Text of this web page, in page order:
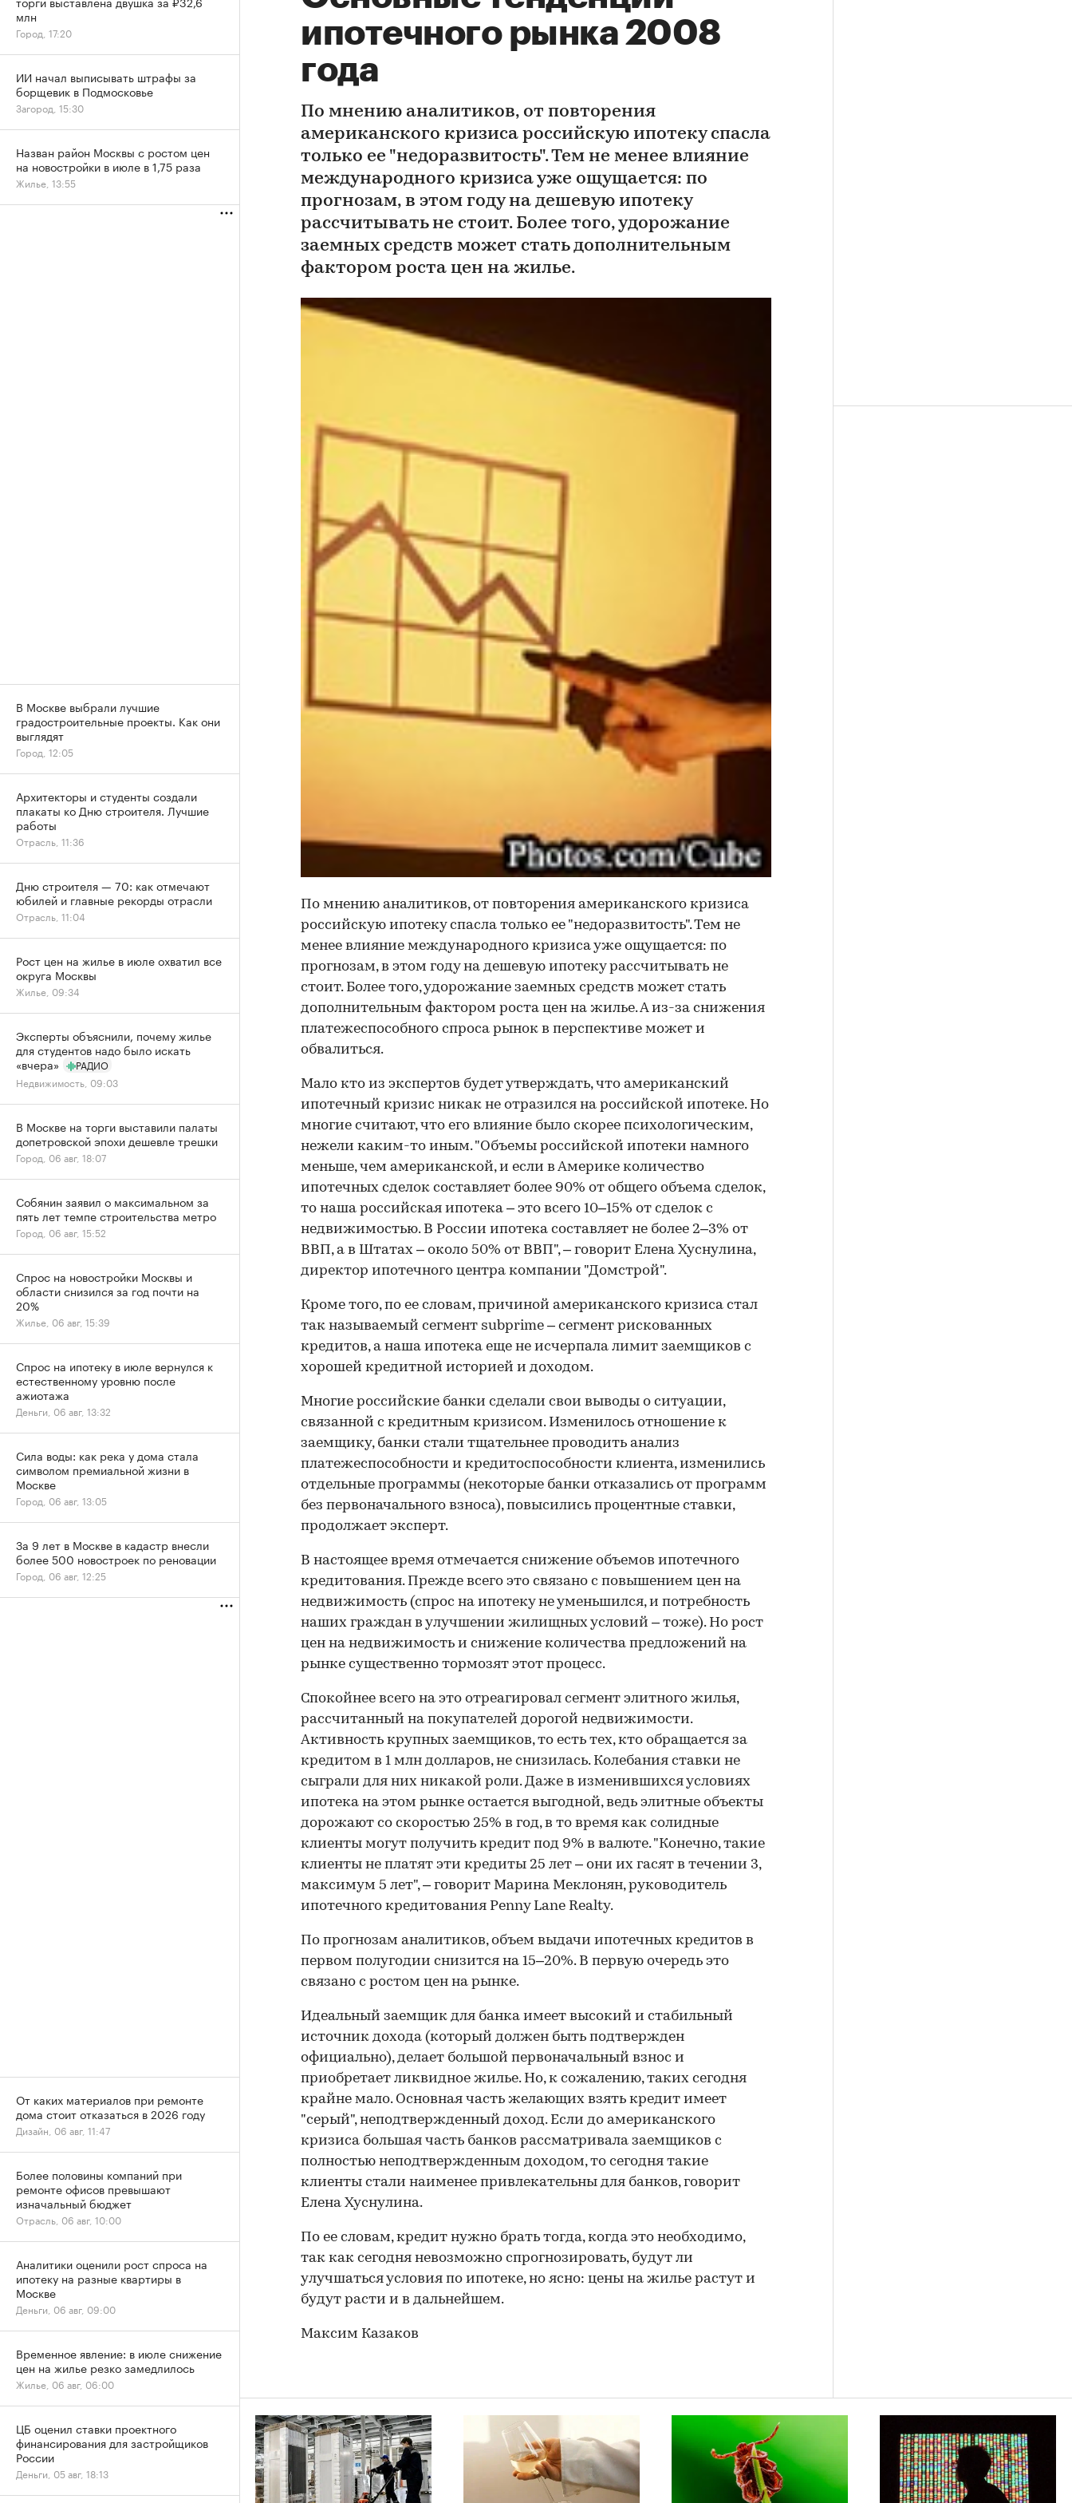
ипотечного рынка 2008
года
По мнению аналитиков, от повторения
американского кризиса российскую ипотеку спасла
только ее "недоразвитость". Тем не менее влияние
международного кризиса уже ощущается: по
прогнозам, в этом году на дешевую ипотеку
рассчитывать не стоит. Более того, удорожание
заемных средств может стать дополнительным
фактором роста цен на жилье.
По мнению аналитиков, от повторения американского кризиса
российскую ипотеку спасла только ее "недоразвитость". Тем не
менее влияние международного кризиса уже ощущается: по
прогнозам, в этом году на дешевую ипотеку рассчитывать не
стоит. Более того, удорожание заемных средств может стать
дополнительным фактором роста цен на жилье. А из-за снижения
платежеспособного спроса рынок в перспективе может и
обвалиться.
Мало кто из экспертов будет утверждать, что американский
ипотечный кризис никак не отразился на российской ипотеке. Но
многие считают, что его влияние было скорее психологическим,
нежели каким-то иным. "Объемы российской ипотеки намного
меньше, чем американской, и если в Америке количество
ипотечных сделок составляет более 90% от общего объема сделок,
то наша российская ипотека – это всего 10–15% от сделок с
недвижимостью. В России ипотека составляет не более 2–3% от
ВВП, а в Штатах – около 50% от ВВП", – говорит Елена Хуснулина,
директор ипотечного центра компании "Домстрой".
Кроме того, по ее словам, причиной американского кризиса стал
так называемый сегмент subprime – сегмент рискованных
кредитов, а наша ипотека еще не исчерпала лимит заемщиков с
хорошей кредитной историей и доходом.
Многие российские банки сделали свои выводы о ситуации,
связанной с кредитным кризисом. Изменилось отношение к
заемщику, банки стали тщательнее проводить анализ
платежеспособности и кредитоспособности клиента, изменились
отдельные программы (некоторые банки отказались от программ
без первоначального взноса), повысились процентные ставки,
продолжает эксперт.
В настоящее время отмечается снижение объемов ипотечного
кредитования. Прежде всего это связано с повышением цен на
недвижимость (спрос на ипотеку не уменьшился, и потребность
наших граждан в улучшении жилищных условий – тоже). Но рост
цен на недвижимость и снижение количества предложений на
рынке существенно тормозят этот процесс.
Спокойнее всего на это отреагировал сегмент элитного жилья,
рассчитанный на покупателей дорогой недвижимости.
Активность крупных заемщиков, то есть тех, кто обращается за
кредитом в 1 млн долларов, не снизилась. Колебания ставки не
сыграли для них никакой роли. Даже в изменившихся условиях
ипотека на этом рынке остается выгодной, ведь элитные объекты
дорожают со скоростью 25% в год, в то время как солидные
клиенты могут получить кредит под 9% в валюте. "Конечно, такие
клиенты не платят эти кредиты 25 лет – они их гасят в течении 3,
максимум 5 лет", – говорит Марина Меклонян, руководитель
ипотечного кредитования Penny Lane Realty.
По прогнозам аналитиков, объем выдачи ипотечных кредитов в
первом полугодии снизится на 15–20%. В первую очередь это
связано с ростом цен на рынке.
Идеальный заемщик для банка имеет высокий и стабильный
источник дохода (который должен быть подтвержден
официально), делает большой первоначальный взнос и
приобретает ликвидное жилье. Но, к сожалению, таких сегодня
крайне мало. Основная часть желающих взять кредит имеет
"серый", неподтвержденный доход. Если до американского
кризиса большая часть банков рассматривала заемщиков с
полностью неподтвержденным доходом, то сегодня такие
клиенты стали наименее привлекательны для банков, говорит
Елена Хуснулина.
По ее словам, кредит нужно брать тогда, когда это необходимо,
так как сегодня невозможно спрогнозировать, будут ли
улучшаться условия по ипотеке, но ясно: цены на жилье растут и
будут расти и в дальнейшем.
Максим Казаков
млн
Город, 17:20
ИИ начал выписывать штрафы за
борщевик в Подмосковье
Загород, 15:30
Назван район Москвы с ростом цен
на новостройки в июле в 1,75 раза
Жилье, 13:55
В Москве выбрали лучшие
градостроительные проекты. Как они
выглядят
Город, 12:05
Архитекторы и студенты создали
плакаты ко Дню строителя. Лучшие
работы
Отрасль, 11:36
Дню строителя — 70: как отмечают
юбилей и главные рекорды отрасли
Отрасль, 11:04
Рост цен на жилье в июле охватил все
округа Москвы
Жилье, 09:34
Эксперты объяснили, почему жилье
для студентов надо было искать
«вчера»
РАДИО
Недвижимость, 09:03
В Москве на торги выставили палаты
допетровской эпохи дешевле трешки
Город, 06 авг, 18:07
Собянин заявил о максимальном за
пять лет темпе строительства метро
Город, 06 авг, 15:52
Спрос на новостройки Москвы и
области снизился за год почти на
20%
Жилье, 06 авг, 15:39
Спрос на ипотеку в июле вернулся к
естественному уровню после
ажиотажа
Деньги, 06 авг, 13:32
Сила воды: как река у дома стала
символом премиальной жизни в
Москве
Город, 06 авг, 13:05
За 9 лет в Москве в кадастр внесли
более 500 новостроек по реновации
Город, 06 авг, 12:25
От каких материалов при ремонте
дома стоит отказаться в 2026 году
Дизайн, 06 авг, 11:47
Более половины компаний при
ремонте офисов превышают
изначальный бюджет
Отрасль, 06 авг, 10:00
Аналитики оценили рост спроса на
ипотеку на разные квартиры в
Москве
Деньги, 06 авг, 09:00
Временное явление: в июле снижение
цен на жилье резко замедлилось
Жилье, 06 авг, 06:00
ЦБ оценил ставки проектного
финансирования для застройщиков
России
Деньги, 05 авг, 18:13